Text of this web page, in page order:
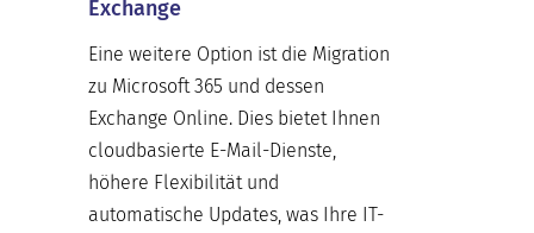
Exchange
Eine weitere Option ist die Migration
zu Microsoft 365 und dessen
Exchange Online. Dies bietet Ihnen
cloudbasierte E-Mail-Dienste,
höhere Flexibilität und
automatische Updates, was Ihre IT-